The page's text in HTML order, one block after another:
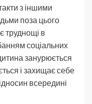
з іншими
поза цього
труднощі в
соціальних
занурюється
і захищає себе
всередині